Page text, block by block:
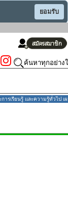
ยอมรับ
ค้นหาทุกอย่าง
รเรียนรู้ และความรู้ทั่วไป เ